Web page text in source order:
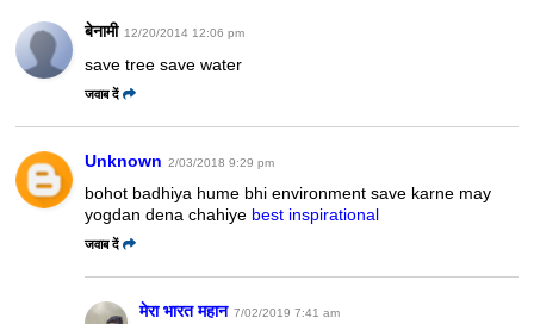
बेनामी 12/20/2014 12:06 pm
save tree save water
जवाब दें
Unknown 2/03/2018 9:29 pm
bohot badhiya hume bhi environment save karne may
yogdan dena chahiye best inspirational
जवाब दें
मेरा भारत महान 7/02/2019 7:41 am